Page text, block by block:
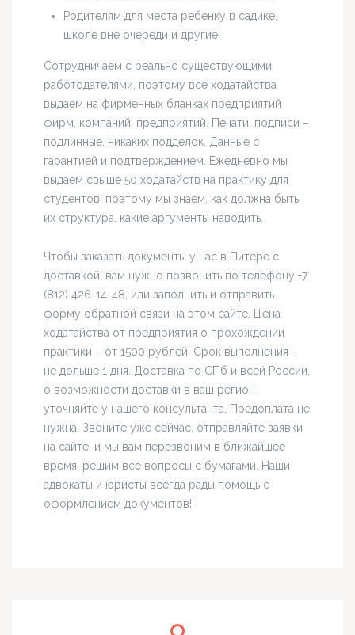
Родителям для места ребенку в садике,
школе вне очереди и другие.
Сотрудничаем с реально существующими
работодателями, поэтому все ходатайства
выдаем на фирменных бланках предприятий
фирм, компаний, предприятий. Печати, подписи –
подлинные, никаких подделок. Данные с
гарантией и подтверждением. Ежедневно мы
выдаем свыше 50 ходатайств на практику для
студентов, поэтому мы знаем, как должна быть
их структура, какие аргументы наводить.
Чтобы заказать документы у нас в Питере с
доставкой, вам нужно позвонить по телефону +7
(812) 426-14-48, или заполнить и отправить
форму обратной связи на этом сайте. Цена
ходатайства от предприятия о прохождении
практики – от 1500 рублей. Срок выполнения –
не дольше 1 дня. Доставка по СПб и всей России,
о возможности доставки в ваш регион
уточняйте у нашего консультанта. Предоплата не
нужна. Звоните уже сейчас, отправляйте заявки
на сайте, и мы вам перезвоним в ближайшее
время, решим все вопросы с бумагами. Наши
адвокаты и юристы всегда рады помощь с
оформлением документов!